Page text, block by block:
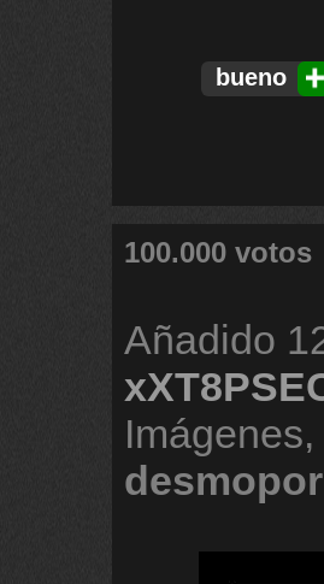
bueno
100.000 votos
Añadido